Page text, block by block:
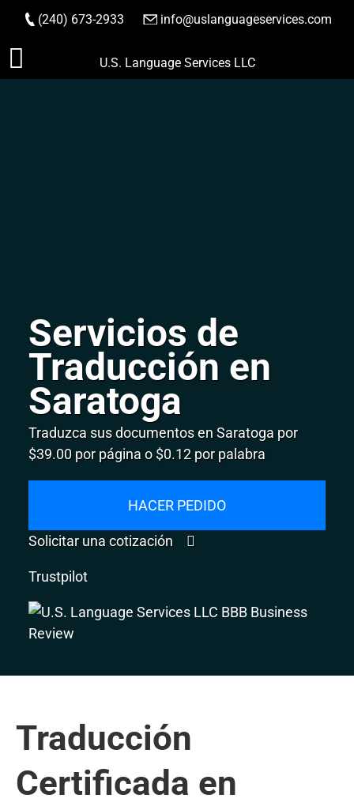
Saltar
(240) 673-2933 info@uslanguageservices.com
HACER PEDIDO
U.S. Language Services LLC
Servicios de
Traducción en
Saratoga
Traduzca sus documentos en Saratoga por
$39.00 por página o $0.12 por palabra
HACER PEDIDO
Solicitar una cotización
Trustpilot
Traducción
Certificada en